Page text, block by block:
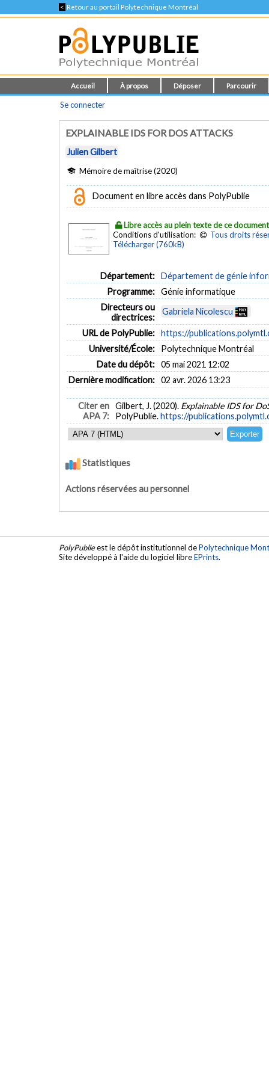
< Retour au portail Polytechnique Montréal
Accueil À propos Déposer Parcourir
Se connecter
EXPLAINABLE IDS FOR DOS ATTACKS
Julien Gilbert
Mémoire de maîtrise (2020)
Document en libre accès dans PolyPublie
Libre accès au plein texte de ce document
Conditions d'utilisation:
Tous droits
Télécharger (760kB)
Département: Département de génie
Programme: Génie informatique
Directeurs ou
directrices:
Gabriela Nicolescu
URL de PolyPublie: https://
Université/École:
Polytechnique Montréal
Date du dépôt: 05 mai 2021 12:02
Dernière modification: 02 avr. 2026 13:23
Citer en
APA 7:
Gilbert, J. (2020). Explainable IDS for
PolyPublie.https://
Statistiques
Actions réservées au personnel
PolyPublieest le dépôt institutionnel dePolytechnique
Site développé à l'aide du logiciel libreEPrints.